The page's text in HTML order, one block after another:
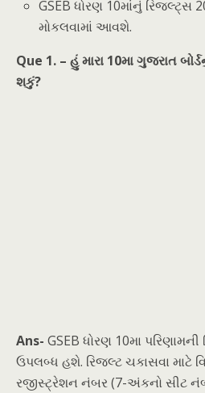
GSEB ધોરણ 10માંનું રિજલ્ટ્સ
મોકલવામાં આવશે.
Que 1. – હું મારા 10મા ગુજરાત
શકું?
Ans- GSEB ધોરણ 10મા પરિણામની
ઉપલબ્ધ હશે. રિજલ્ટ ચકાસવા માટે
રજીસ્ટ્રેશન નંબર (7-અંકનો સીટ